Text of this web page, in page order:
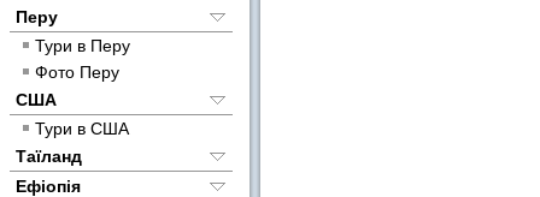
Перу
Тури в Перу
Фото Перу
США
Тури в США
Таїланд
Ефіопія